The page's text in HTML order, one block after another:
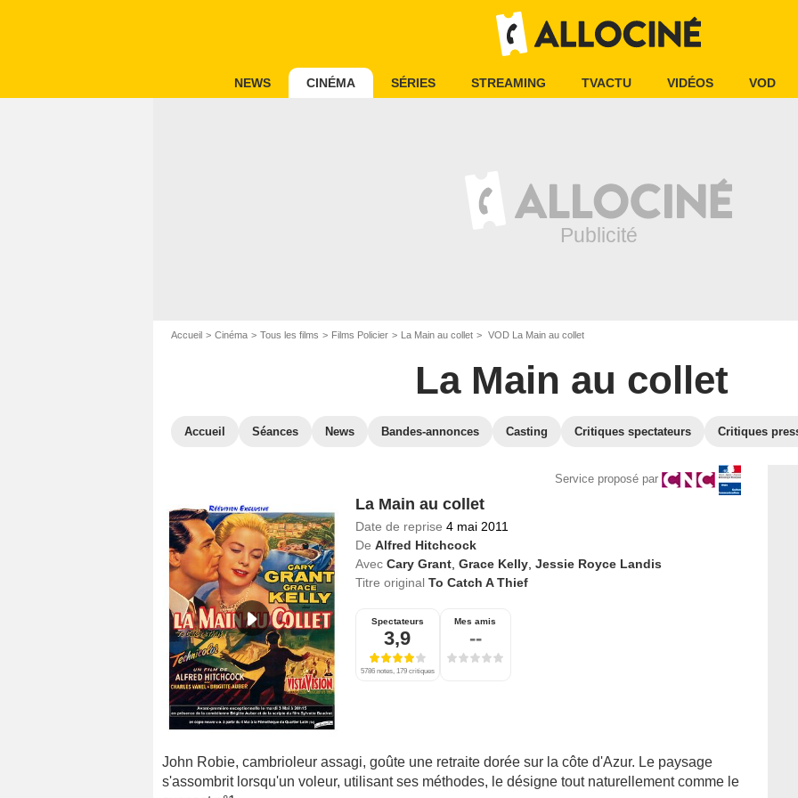
NEWS CINÉMA SÉRIES STREAMING TVACTU VIDÉOS VOD
Accueil Cinéma Tous les films Films Policier La Main au collet VOD La Main au collet
La Main au collet
Accueil Séances News Bandes-annonces Casting Critiques spectateurs Critiques
Service proposé par
La Main au collet
Date de reprise 4 mai 2011
De Alfred Hitchcock
Avec Cary Grant, Grace Kelly, Jessie Royce Landis
Titre original To Catch A Thief
Spectateurs
3,9
5786 notes, 179 critiques
Mes amis
--
John Robie, cambrioleur assagi, goûte une retraite dorée sur la côte d'Azur. Le paysage
s'assombrit lorsqu'un voleur, utilisant ses méthodes, le désigne tout naturellement comme le